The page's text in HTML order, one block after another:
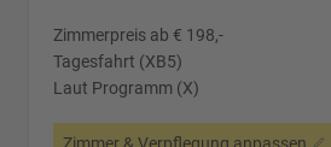
Zimmerpreis ab € 198,-
Tagesfahrt (XB5)
Laut Programm (X)